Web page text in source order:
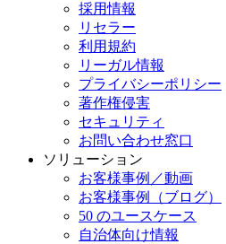
採用情報
リセラー
利用規約
リーガル情報
プライバシーポリシー
著作権侵害
セキュリティ
お問い合わせ窓口
ソリューション
お客様事例／動画
お客様事例（ブログ）
50 のユースケース
自治体向け情報